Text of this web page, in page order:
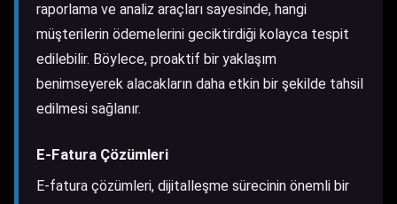
raporlama ve analiz araçları sayesinde, hangi
müşterilerin ödemelerini geciktirdiği kolayca tespit
edilebilir. Böylece, proaktif bir yaklaşım
benimseyerek alacakların daha etkin bir şekilde tahsil
edilmesi sağlanır.
E-Fatura Çözümleri
E-fatura çözümleri, dijitalleşme sürecinin önemli bir